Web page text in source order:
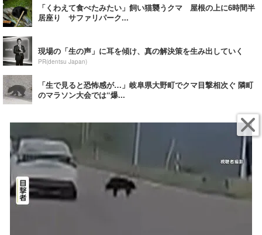
「くわえて食べたみたい」飼い猫襲うクマ 屋根の上に6時間半
居座り サファリパーク...
現場の「生の声」に耳を傾け、真の解決策を生み出していく
PR(dentsu Japan)
「生で見ると恐怖感が…」岐阜県大野町でクマ目撃相次ぐ 隣町
のマラソン大会では“爆...